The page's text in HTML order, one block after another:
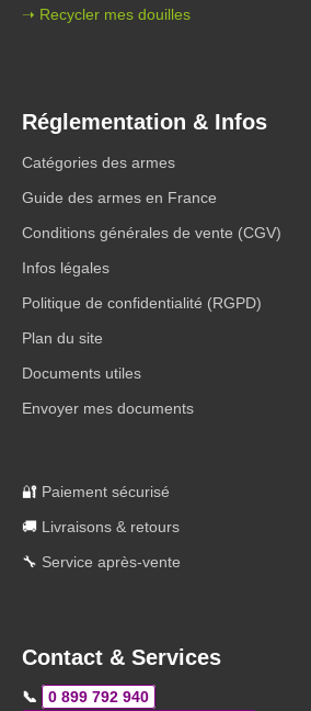
➝ Recycler mes douilles
Réglementation & Infos
Catégories des armes
Guide des armes en France
Conditions générales de vente (CGV)
Infos légales
Politique de confidentialité (RGPD)
Plan du site
Documents utiles
Envoyer mes documents
🔐 Paiement sécurisé
🚚 Livraisons & retours
🔧 Service après-vente
Contact & Services
📞
0 899 792 940